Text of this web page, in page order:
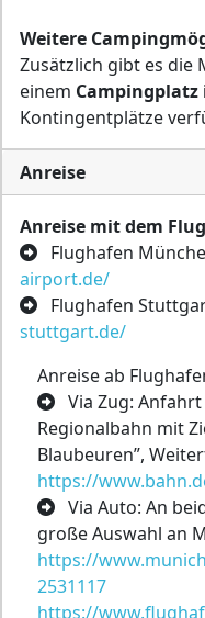
Weitere
Zusätzlich gibt es die
einem Campingplatz
Kontingentplätze
Anreise
Anreise mit dem
Flughafen
airport.de/
Flughafen
stuttgart.de/
Anreise ab
Via Zug:
Regionalbahn mit
Blaubeuren”,
https://
Via Auto: An
große Auswahl an
https://
2531117
https://